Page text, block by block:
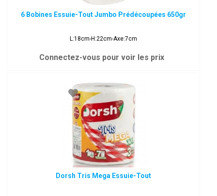
6 Bobines Essuie-Tout Jumbo Prédécoupées 650gr
L:18cm-H:22cm-Axe:7cm
Connectez-vous pour voir les prix
Dorsh Tris Mega Essuie-Tout